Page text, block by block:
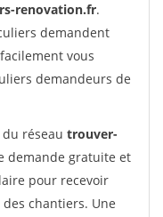
renovation.fr.
demandent
vous
demandeurs de
réseau trouver-
demande gratuite et
pour recevoir
chantiers. Une